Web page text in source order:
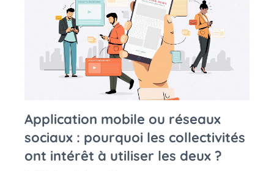
Application mobile ou réseaux
sociaux : pourquoi les collectivités
ont intérêt à utiliser les deux ?